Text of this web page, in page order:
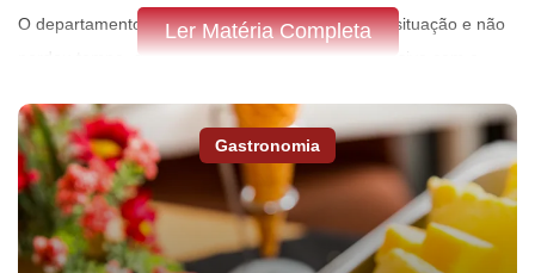
O departamento médico ficou preocupado com a situação e não
perdeu tempo, dando início a um tratamento intensivo com o
E qualquer desconfiança sobre Fred caiu por terra após o jogo.
Ao deixar o estádio, Fred saiu caminhando sem qualquer
necessidade de muletas ou ajuda de alguém. Apenas mancava,
fruto das dores que sentia no local. Nada que o impedisse, por
Ler Matéria Completa
Gastronomia